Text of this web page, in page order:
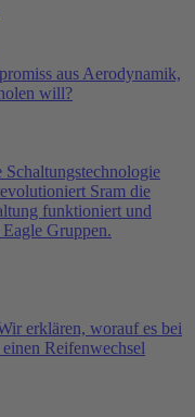
aus Aerodynamik,
will?
Sram die
funktioniert und
Gruppen.
erklären, worauf es bei
Reifenwechsel